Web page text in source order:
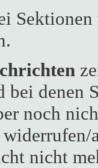
bei denen
noch
nicht